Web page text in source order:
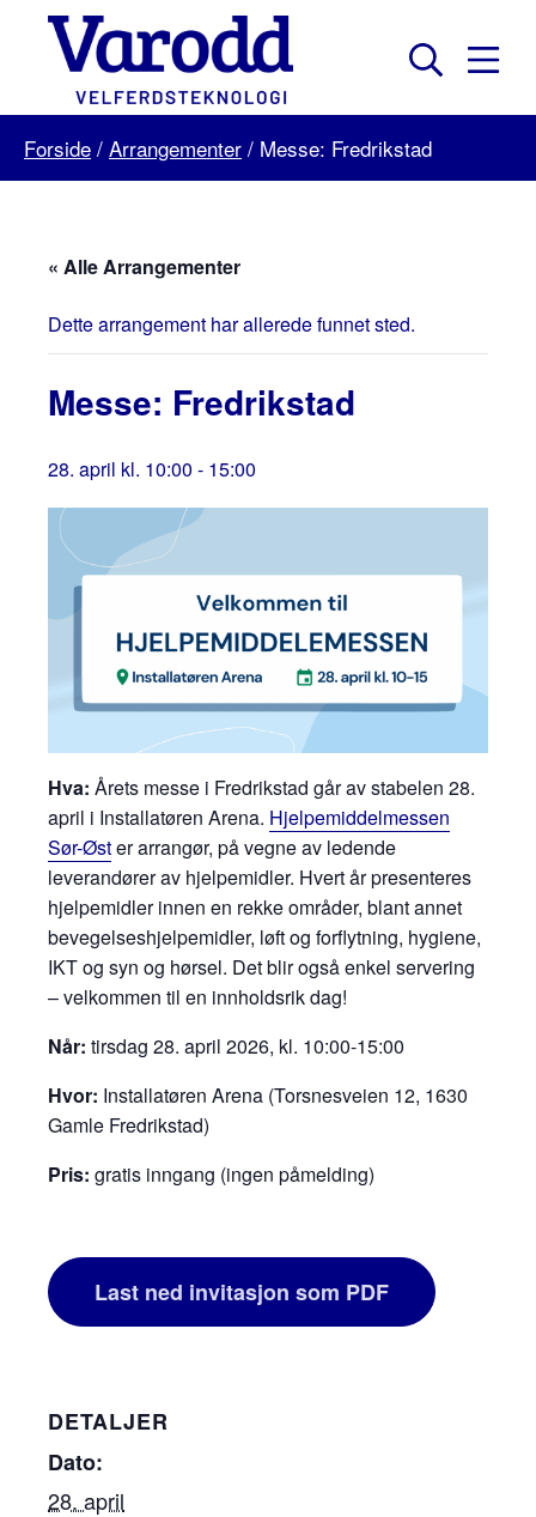
Varodd
Velferdsteknologi
Menu
Forside / Arrangementer / Messe: Fredrikstad
« Alle Arrangementer
Dette arrangement har allerede funnet sted.
Messe: Fredrikstad
28. april kl. 10:00 - 15:00
Hva: Årets messe i Fredrikstad går av stabelen 28.
april i Installatøren Arena. Hjelpemiddelmessen
Sør-Øster arrangør, på vegne av ledende
leverandører av hjelpemidler. Hvert år presenteres
hjelpemidler innen en rekke områder, blant annet
bevegelseshjelpemidler, løft og forflytning, hygiene,
IKT og syn og hørsel. Det blir også enkel servering
– velkommen til en innholdsrik dag!
Når: tirsdag 28. april 2026, kl. 10:00-15:00
Hvor: Installatøren Arena (Torsnesveien 12, 1630
Gamle Fredrikstad)
Pris: gratis inngang (ingen påmelding)
Last ned invitasjon som PDF
DETALJER
Dato:
28. april